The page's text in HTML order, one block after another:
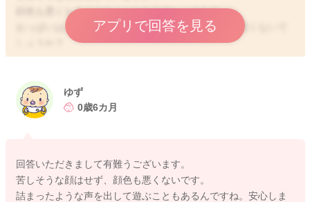
顔色も悪くなるようなことはあるでしょうか？
おっぱいはよく飲んでくれるということで、機嫌も悪くないで
ことなので、詰まったような声を出して遊んでいることもある
のかなと思いました。
いるようでしたら、このまま様子を見ていてもらってもいいよ
うに思いますよ。
アプリで回答を見る
ゆず
0歳6カ月
回答いただきまして有難うございます。
苦しそうな顔はせず、顔色も悪くないです。
詰まったような声を出して遊ぶこともあるんですね。安心しま